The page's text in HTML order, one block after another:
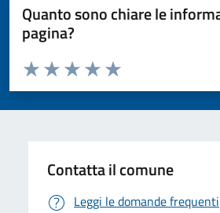
Quanto sono chiare le
pagina?
Valuta da 1 a 5 stelle la pagina
Valuta 5 stelle su 5
Valuta 4 stelle su 5
Valuta 3 stelle su 5
Valuta 2 stelle su 5
Valuta 1 stelle su 5
Contatta il comune
Leggi le domande frequenti